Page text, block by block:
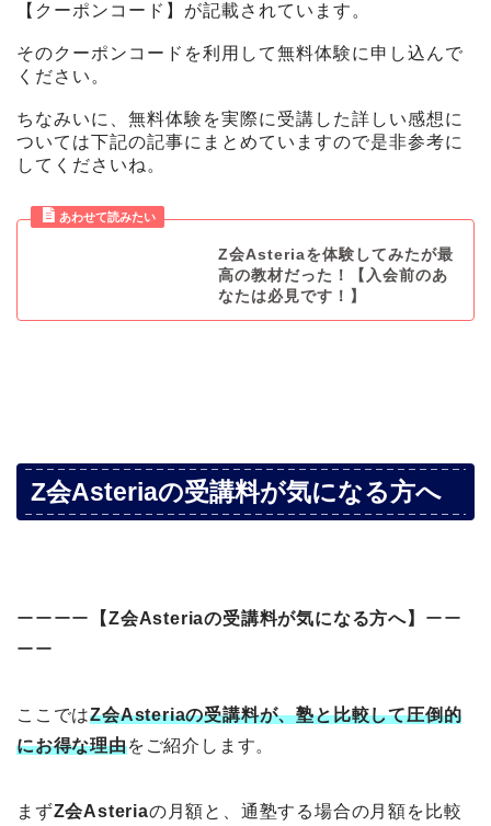
【クーポンコード】が記載されています。
そのクーポンコードを利用して無料体験に申し込んで
ください。
ちなみいに、無料体験を実際に受講した詳しい感想に
ついては下記の記事にまとめていますので是非参考に
してくださいね。
Z会Asteriaを体験してみたが最
高の教材だった！【入会前のあ
なたは必見です！】
Z会Asteriaの受講料が気になる方へ
ーーーー 【Z会Asteriaの受講料が気になる方へ】 ーー
ーー
ここではZ会Asteriaの受講料が、塾と比較して圧倒的
にお得な理由をご紹介します。
まずZ会Asteriaの月額と、通塾する場合の月額を比較